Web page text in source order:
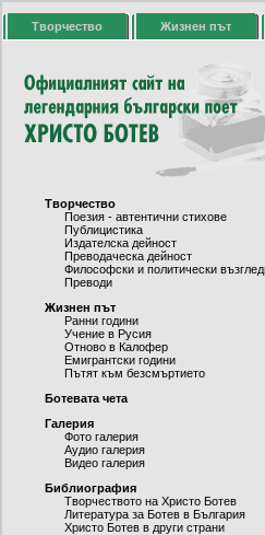
Творчество Жизнен път
Творчество
Поезия - автентични стихове
Публицистика
Издателска дейност
Преводаческа дейност
Философски и политически
Преводи
Жизнен път
Ранни години
Учение в Русия
Отново в Калофер
Емигрантски години
Пътят към безсмъртието
Ботевата чета
Галерия
Фото галерия
Аудио галерия
Видео галерия
Библиография
Творчеството на Христо Ботев
Литература за Ботев в България
Христо Ботев в други страни